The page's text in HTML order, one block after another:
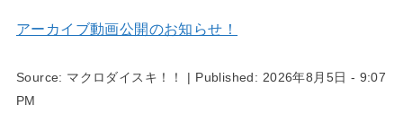
アーカイブ動画公開のお知らせ！
Source: マクロダイスキ！！ | Published: 2026年8月5日 - 9:07
PM